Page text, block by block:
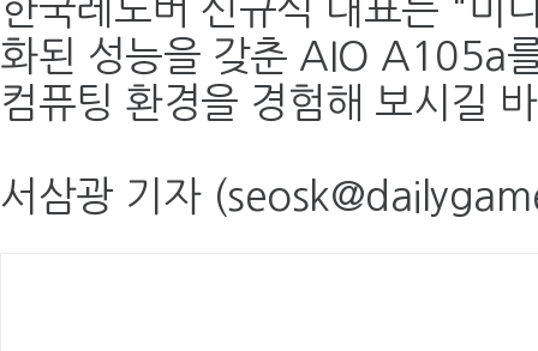
한국레노버 신규식 대표는 "미
화된 성능을 갖춘 AIO A105a
컴퓨팅 환경을 경험해 보시길
서삼광 기자